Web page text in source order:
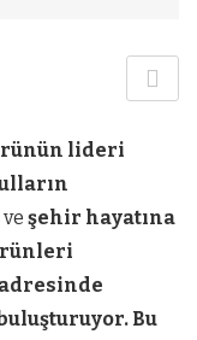
lideri
ve şehir hayatına
Bu